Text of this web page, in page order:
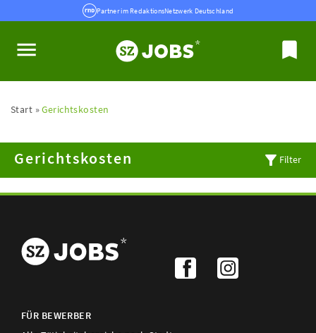
Partner im RedaktionsNetzwerk Deutschland
Start Gerichtskosten
Gerichtskosten Filter
FÜR BEWERBER